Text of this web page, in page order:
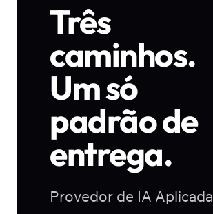
Três
caminhos.
Um só
padrão de
entrega.
Provedor de IA Aplicada